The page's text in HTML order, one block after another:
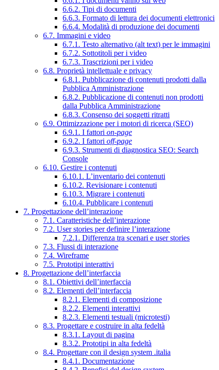
6.6.2. Tipi di documenti
6.6.3. Formato di lettura dei documenti elettronici
6.6.4. Modalità di produzione dei documenti
6.7. Immagini e video
6.7.1. Testo alternativo (alt text) per le immagini
6.7.2. Sottotitoli per i video
6.7.3. Trascrizioni per i video
6.8. Proprietà intellettuale e privacy
6.8.1. Pubblicazione di contenuti prodotti dalla
Pubblica Amministrazione
6.8.2. Pubblicazione di contenuti non prodotti
dalla Pubblica Amministrazione
6.8.3. Consenso dei soggetti ritratti
6.9. Ottimizzazione per i motori di ricerca (SEO)
6.9.1. I fattori on-page
6.9.2. I fattori off-page
6.9.3. Strumenti di diagnostica SEO: Search
Console
6.10. Gestire i contenuti
6.10.1. L’inventario dei contenuti
6.10.2. Revisionare i contenuti
6.10.3. Migrare i contenuti
6.10.4. Pubblicare i contenuti
7. Progettazione dell’interazione
7.1. Caratteristiche dell’interazione
7.2. User stories per definire l’interazione
7.2.1. Differenza tra scenari e user stories
7.3. Flussi di interazione
7.4. Wireframe
7.5. Prototipi interattivi
8. Progettazione dell’interfaccia
8.1. Obiettivi dell’interfaccia
8.2. Elementi dell’interfaccia
8.2.1. Elementi di composizione
8.2.2. Elementi interattivi
8.2.3. Elementi testuali (microtesti)
8.3. Progettare e costruire in alta fedeltà
8.3.1. Layout di pagina
8.3.2. Prototipi in alta fedeltà
8.4. Progettare con il design system .italia
8.4.1. Documentazione